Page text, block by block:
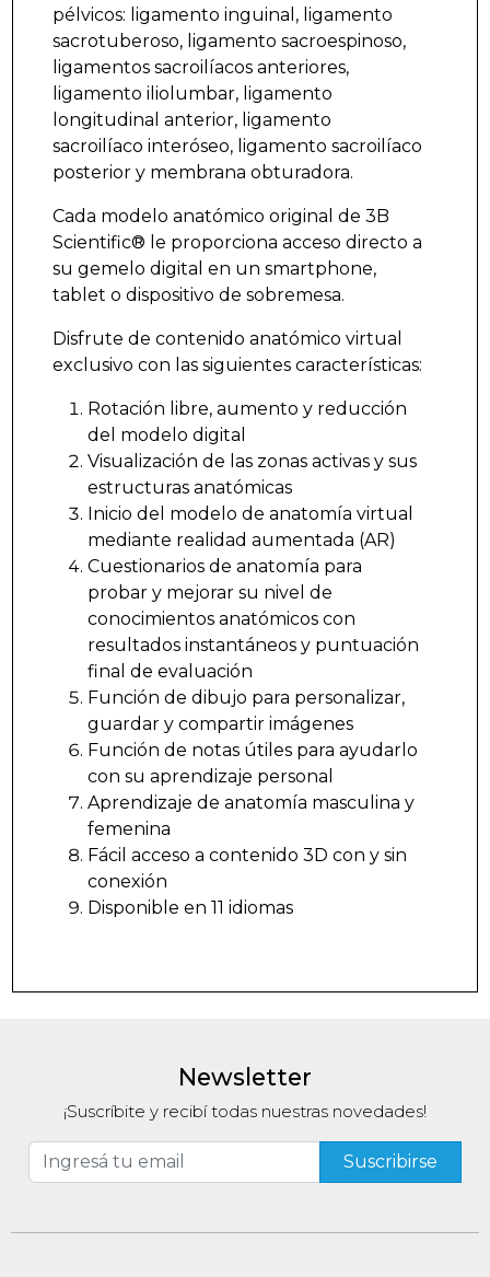
pélvicos: ligamento inguinal, ligamento
sacrotuberoso, ligamento sacroespinoso,
ligamentos sacroilíacos anteriores,
ligamento iliolumbar, ligamento
longitudinal anterior, ligamento
sacroilíaco interóseo, ligamento sacroilíaco
posterior y membrana obturadora.
Cada modelo anatómico original de 3B
Scientific® le proporciona acceso directo a
su gemelo digital en un smartphone,
tablet o dispositivo de sobremesa.
Disfrute de contenido anatómico virtual
exclusivo con las siguientes características:
Rotación libre, aumento y reducción
del modelo digital
Visualización de las zonas activas y sus
estructuras anatómicas
Inicio del modelo de anatomía virtual
mediante realidad aumentada (AR)
Cuestionarios de anatomía para
probar y mejorar su nivel de
conocimientos anatómicos con
resultados instantáneos y puntuación
final de evaluación
Función de dibujo para personalizar,
guardar y compartir imágenes
Función de notas útiles para ayudarlo
con su aprendizaje personal
Aprendizaje de anatomía masculina y
femenina
Fácil acceso a contenido 3D con y sin
conexión
Disponible en 11 idiomas
Newsletter
¡Suscríbite y recibí todas nuestras novedades!